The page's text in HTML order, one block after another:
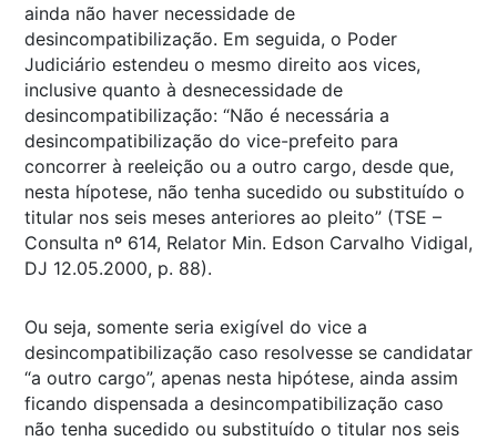
ainda não haver necessidade de
desincompatibilização. Em seguida, o Poder
Judiciário estendeu o mesmo direito aos vices,
inclusive quanto à desnecessidade de
desincompatibilização: “Não é necessária a
desincompatibilização do vice-prefeito para
concorrer à reeleição ou a outro cargo, desde que,
nesta hípotese, não tenha sucedido ou substituído o
titular nos seis meses anteriores ao pleito” (TSE –
Consulta nº 614, Relator Min. Edson Carvalho Vidigal,
DJ 12.05.2000, p. 88).
Ou seja, somente seria exigível do vice a
desincompatibilização caso resolvesse se candidatar
“a outro cargo”, apenas nesta hipótese, ainda assim
ficando dispensada a desincompatibilização caso
não tenha sucedido ou substituído o titular nos seis